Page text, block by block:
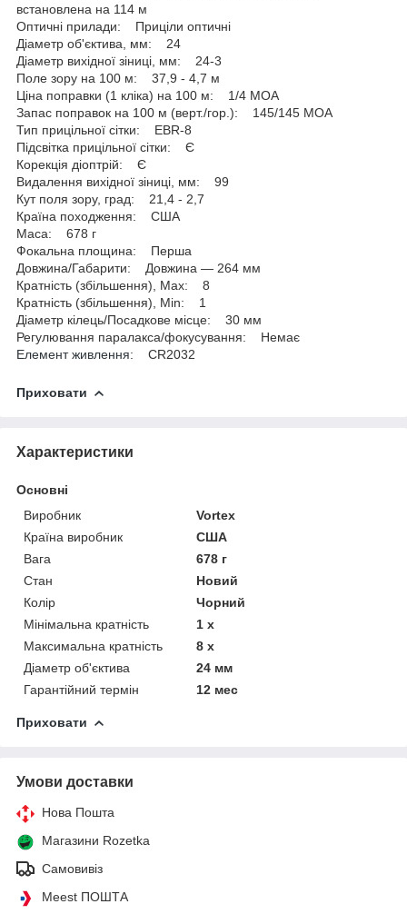
встановлена на 114 м
Оптичні прилади: Приціли оптичні
Діаметр об'єктива, мм: 24
Діаметр вихідної зіниці, мм: 24-3
Поле зору на 100 м: 37,9 - 4,7 м
Ціна поправки (1 кліка) на 100 м: 1/4 MOA
Запас поправок на 100 м (верт./гор.): 145/145 МОА
Тип прицільної сітки: EBR-8
Підсвітка прицільної сітки: Є
Корекція діоптрій: Є
Видалення вихідної зіниці, мм: 99
Кут поля зору, град: 21,4 - 2,7
Країна походження: США
Маса: 678 г
Фокальна площина: Перша
Довжина/Габарити: Довжина — 264 мм
Кратність (збільшення), Max: 8
Кратність (збільшення), Min: 1
Діаметр кілець/Посадкове місце: 30 мм
Регулювання паралакса/фокусування: Немає
Елемент живлення: CR2032
Приховати
Характеристики
Основні
Виробник
Vortex
Країна виробник
США
Вага
678 г
Стан
Новий
Колір
Чорний
Мінімальна кратність
1 х
Максимальна кратність
8 х
Діаметр об'єктива
24 мм
Гарантійний термін
12 мес
Приховати
Умови доставки
Нова Пошта
Магазини Rozetka
Самовивіз
Meest ПОШТА